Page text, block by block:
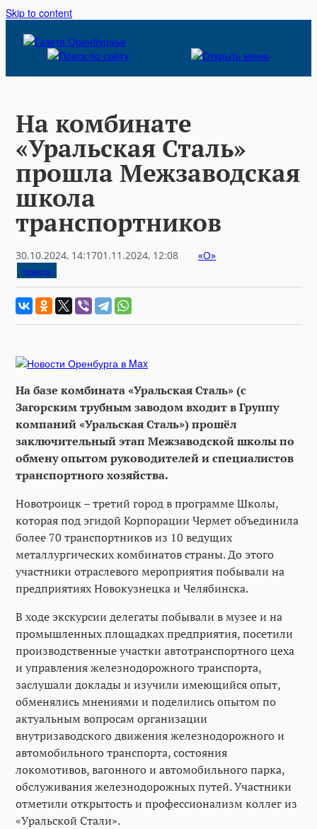
Skip to content
На комбинате
«Уральская Сталь»
прошла Межзаводская
школа
транспортников
30.10.2024, 14:1701.11.2024, 12:08 «О»
Новости
На базе комбината «Уральская Сталь» (с
Загорским трубным заводом входит в Группу
компаний «Уральская Сталь»)прошёл
заключительный этап Межзаводской школы по
обмену опытом руководителей и специалистов
транспортного хозяйства.
Новотроицк – третий город в программе Школы,
которая под эгидой Корпорации Чермет объединила
более 70 транспортников из 10 ведущих
металлургических комбинатов страны. До этого
участники отраслевого мероприятия побывали на
предприятиях Новокузнецка и Челябинска.
В ходе экскурсии делегаты побывали в музее и на
промышленных площадках предприятия, посетили
производственные участки автотранспортного цеха
и управления железнодорожного транспорта,
заслушали доклады и изучили имеющийся опыт,
обменялись мнениями и поделились опытом по
актуальным вопросам организации
внутризаводского движения железнодорожного и
автомобильного транспорта, состояния
локомотивов, вагонного и автомобильного парка,
обслуживания железнодорожных путей. Участники
отметили открытость и профессионализм коллег из
«Уральской Стали».